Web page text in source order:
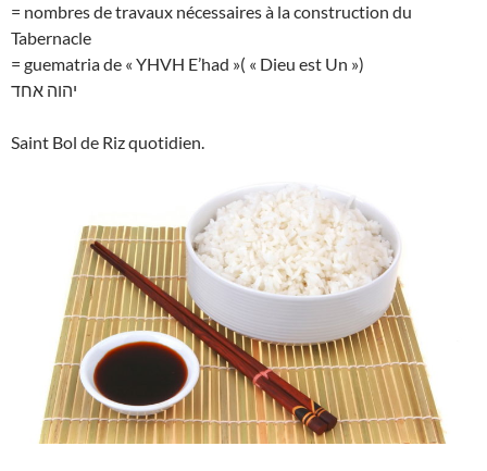
= nombres de travaux nécessaires à la construction du
Tabernacle
= guematria de « YHVH E’had »( « Dieu est Un »)
יהוה אחד
Saint Bol de Riz quotidien.